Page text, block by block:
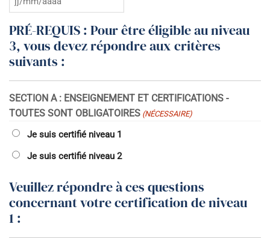
JJ
slash
MM
slash
AAAA
PRÉ-REQUIS : Pour être éligible au niveau
3, vous devez répondre aux critères
suivants :
SECTION A : ENSEIGNEMENT ET CERTIFICATIONS -
TOUTES SONT OBLIGATOIRES (NÉCESSAIRE)
Je suis certifié niveau 1
Je suis certifié niveau 2
Veuillez répondre à ces questions
concernant votre certification de niveau
1 :